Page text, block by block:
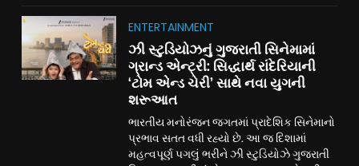
ENTERTAINMENT
ઝી સ્ટુડિયોઝનું ગુજરાતી સિનેમામાં
ગ્રાન્ડ એન્ટ્રી: સિદ્ધાર્થ રાંદેરિયાની
‘ટોમ એન્ડ ચેરી’ સાથે નવા યુગની
શરૂઆત
ભારતીય મનોરંજન જગતમાં પ્રાદેશિક સિનેમાનો
પ્રભાવ સતત વધી રહ્યો છે. આ જ દિશામાં
મહત્વપૂર્ણ પગલું ભરીને ઝી સ્ટુડિયોઝે ગુજરાતી